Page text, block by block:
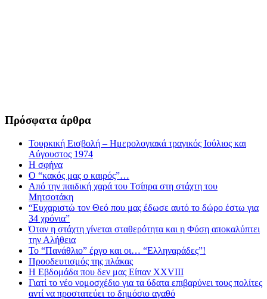
Πρόσφατα άρθρα
Τουρκική Εισβολή – Ημερολογιακά τραγικός Ιούλιος και
Αύγουστος 1974
Η σφήνα
Ο “κακός μας ο καιρός”…
Από την παιδική χαρά του Τσίπρα στη στάχτη του
Μητσοτάκη
“Ευχαριστώ τον Θεό που μας έδωσε αυτό το δώρο έστω για
34 χρόνια”
Όταν η στάχτη γίνεται σταθερότητα και η Φύση αποκαλύπτει
την Αλήθεια
Το “Πανάθλιο” έργο και οι… “Ελληναράδες”!
Προοδευτισμός της πλάκας
Η Εβδομάδα που δεν μας Είπαν XXVIII
Γιατί το νέο νομοσχέδιο για τα ύδατα επιβαρύνει τους πολίτες
αντί να προστατεύει το δημόσιο αγαθό